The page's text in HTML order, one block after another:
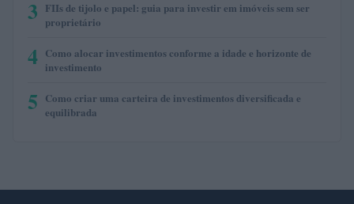
3 FIIs de tijolo e papel: guia para investir em imóveis sem ser
proprietário
4 Como alocar investimentos conforme a idade e horizonte de
investimento
5 Como criar uma carteira de investimentos diversificada e
equilibrada